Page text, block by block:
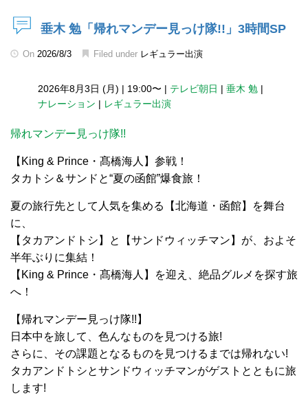
垂木 勉「帰れマンデー見っけ隊!!」3時間SP
On 2026/8/3 Filed under レギュラー出演
2026年8月3日 (月) | 19:00〜 | テレビ朝日 | 垂木 勉 |
ナレーション | レギュラー出演
帰れマンデー見っけ隊!!
【King & Prince・髙橋海人】参戦！
タカトシ＆サンドと“夏の函館”爆食旅！
夏の旅行先として人気を集める【北海道・函館】を舞台
に、
【タカアンドトシ】と【サンドウィッチマン】が、およそ
半年ぶりに集結！
【King & Prince・髙橋海人】を迎え、絶品グルメを探す旅
へ！
【帰れマンデー見っけ隊!!】
日本中を旅して、色んなものを見つける旅!
さらに、その課題となるものを見つけるまでは帰れない!
タカアンドトシとサンドウィッチマンがゲストとともに旅
します!